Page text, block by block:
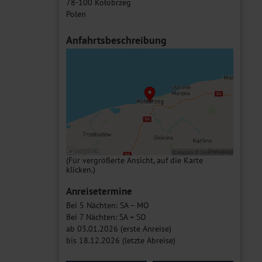
78-100 Kołobrzeg
Polen
Anfahrtsbeschreibung
(Für vergrößerte Ansicht, auf die Karte
klicken.)
Anreisetermine
Bei 5 Nächten: SA – MO
Bei 7 Nächten: SA + SO
ab 03.01.2026 (erste Anreise)
bis 18.12.2026 (letzte Abreise)